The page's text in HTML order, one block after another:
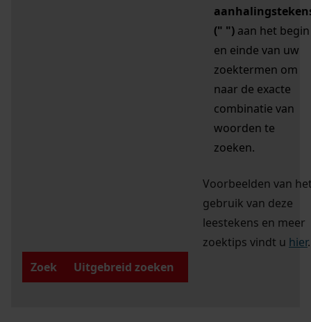
(" ") aan het begin
en einde van uw
zoektermen om
naar de exacte
combinatie van
woorden te
zoeken.
Voorbeelden van
gebruik van deze
leestekens en meer
zoektips vindt u hier.
Zoek
Uitgebreid zoeken